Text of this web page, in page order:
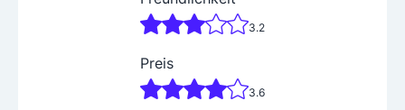
Direkt im Hauptgebäude sind wir die letzte Rettung, w
enn der Kugelschreiber streikt oder der Collegeblock v
oll ist, und bieten unterschiedliche Büroartikel an.
3.2
Preis
3.6